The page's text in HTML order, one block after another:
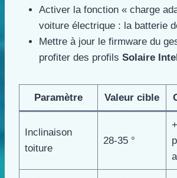
Activer la fonction « charge
voiture électrique : la batterie
Mettre à jour le firmware du
profiter des profils Solaire
Paramètre Valeur cible
Inclinaison
toiture
28-35 °